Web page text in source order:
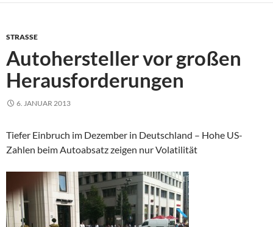
STRASSE
Autohersteller vor großen
Herausforderungen
6. JANUAR 2013
Tiefer Einbruch im Dezember in Deutschland – Hohe US-
Zahlen beim Autoabsatz zeigen nur Volatilität